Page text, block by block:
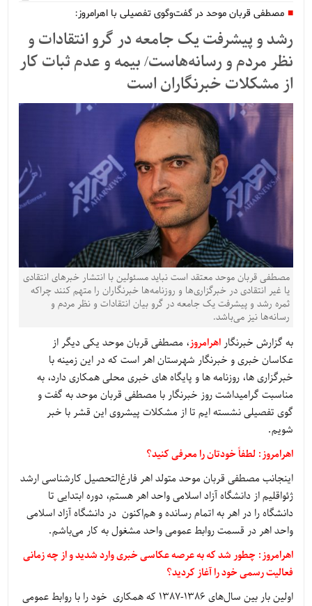
مصطفی قربان موحد در گفت‌وگوی تفصیلی با اهرامروز:
رشد و پیشرفت یک جامعه در گرو انتقادات و
نظر مردم و رسانه‌هاست/ بیمه و عدم ثبات کار
از مشکلات خبرنگاران است
مصطفی قربان موحد معتقد است نباید مسئولین با انتشار خبرهای انتقادی
یا غیر انتقادی در خبرگزاری‌ها و روزنامه‌ها خبرنگاران را متهم کنند چراکه
ثمره رشد و پیشرفت یک جامعه در گرو بیان انتقادات و نظر مردم و
رسانه‌ها نیز می‌باشد.
به گزارش خبرنگاراهرامروز، مصطفی قربان موحد یکی دیگر از
عکاسان خبری و خبرنگار شهرستان اهر است که در این زمینه با
خبرگزاری ها، روزنامه ها و پایگاه های خبری محلی همکاری دارد، به
مناسبت گرامیداشت روز خبرنگار با مصطفی قربان موحد به گفت و
گوی تفصیلی نشسته ایم تا از مشکلات پیشروی این قشر با خبر
شویم.
اهرامروز: لطفاً خودتان را معرفی کنید؟
اینجانب مصطفی قربان موحد متولد اهر فارغ‌التحصیل کارشناسی ارشد
ژئواقلیم از دانشگاه آزاد اسلامی واحد اهر هستم، دوره ابتدایی تا
دانشگاه را در اهر به اتمام رسانده و هم‌اکنون در دانشگاه آزاد اسلامی
واحد اهر در قسمت روابط عمومی واحد مشغول به کار می‌باشم.
اهرامروز: چطور شد که به عرصه عکاسی خبری وارد شدید و از چه زمانی
فعالیت رسمی خود را آغاز کردید؟
اولین بار بین سال‌های 1386-1387 که همکاری خود را با روابط عمومی